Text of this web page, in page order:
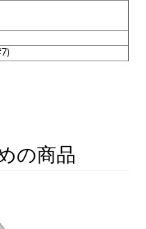
の商品